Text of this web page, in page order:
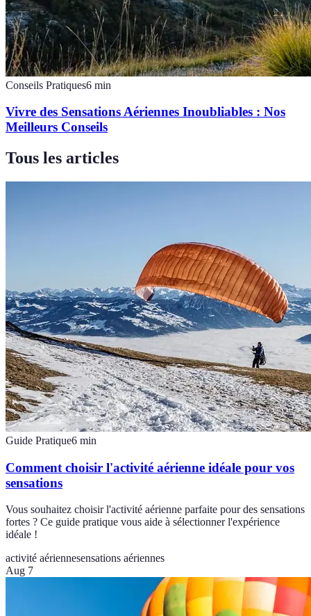
Conseils Pratiques6 min
Vivre des Sensations Aériennes Inoubliables : Nos
Meilleurs Conseils
Tous les articles
Guide Pratique6 min
Comment choisir l'activité aérienne idéale pour vos
sensations
Vous souhaitez choisir l'activité aérienne parfaite pour des sensations
fortes ? Ce guide pratique vous aide à sélectionner l'expérience
idéale !
activité aériennesensations aériennes
Aug 7